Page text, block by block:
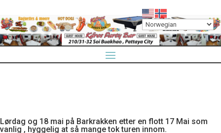
Lørdag og 18 mai på Barkrakken etter en flott 17 Mai som
vanlig , hyggelig at så mange tok turen innom.